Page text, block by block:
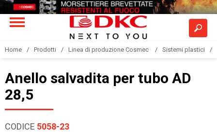
Home Prodotti Linea di produzione Cosmec Sistemi plastici
Anello salvadita per tubo AD
28,5
CODICE 5058-23